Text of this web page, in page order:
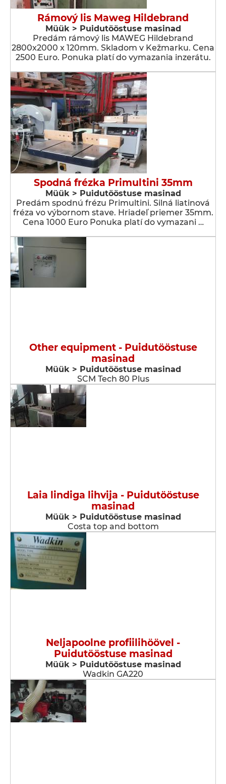
Rámový lis Maweg Hildebrand
Müük > Puidutööstuse masinad
Predám rámový lis MAWEG Hildebrand
2800x2000 x 120mm. Skladom v Kežmarku. Cena
2500 Euro. Ponuka platí do vymazania inzerátu.
Spodná frézka Primultini 35mm
Müük > Puidutööstuse masinad
Predám spodnú frézu Primultini. Silná liatinová
fréza vo výbornom stave. Hriadeľ priemer 35mm.
Cena 1000 Euro Ponuka platí do vymazani …
Other equipment - Puidutööstuse
masinad
Müük > Puidutööstuse masinad
SCM Tech 80 Plus
Laia lindiga lihvija - Puidutööstuse
masinad
Müük > Puidutööstuse masinad
Costa top and bottom
Neljapoolne profiilihöövel -
Puidutööstuse masinad
Müük > Puidutööstuse masinad
Wadkin GA220